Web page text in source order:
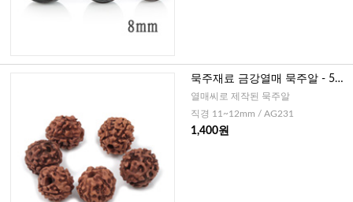
묵주재료 금강열매 묵주알 - 5개
(11~12mm)
열매씨로 제작된 묵주알
직경 11~12mm / AG231
1,400원